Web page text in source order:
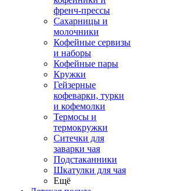
френч-прессы
Сахарницы и
молочники
Кофейные сервизы
и наборы
Кофейные пары
Кружки
Гейзерные
кофеварки, турки
и кофемолки
Термосы и
термокружки
Ситечки для
заварки чая
Подстаканники
Шкатулки для чая
Ещё